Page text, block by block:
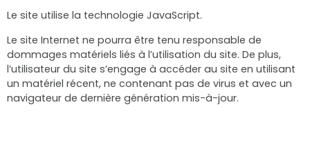
Le site utilise la technologie JavaScript.
Le site Internet ne pourra être tenu responsable de
dommages matériels liés à l’utilisation du site. De plus,
l’utilisateur du site s’engage à accéder au site en utilisant
un matériel récent, ne contenant pas de virus et avec un
navigateur de dernière génération mis-à-jour.